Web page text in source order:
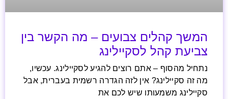
המשך קהלים צבועים – מה הקשר בין
צביעת קהל לסקיילינג
נתחיל מהסוף – אתם רוצים להגיע לסקיילינג. עכשיו,
מה זה סקיילינג? אין לזה הגדרה רשמית בעברית, אבל
סקיילינג משמעותו שיש לכם את